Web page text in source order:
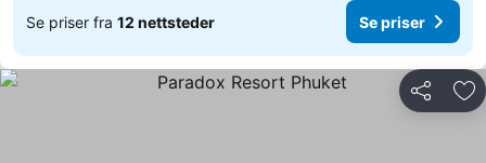
Se priser fra 12 nettsteder Se priser
Del